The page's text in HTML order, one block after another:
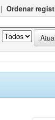
| Ordenar